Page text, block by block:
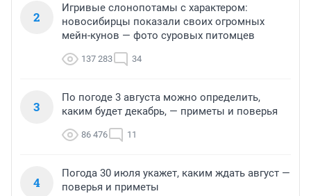
2
Игривые слонопотамы с характером:
новосибирцы показали своих огромных
мейн-кунов — фото суровых питомцев
137 283 34
3
По погоде 3 августа можно определить,
каким будет декабрь, — приметы и поверья
86 476 11
4
Погода 30 июля укажет, каким ждать август —
поверья и приметы